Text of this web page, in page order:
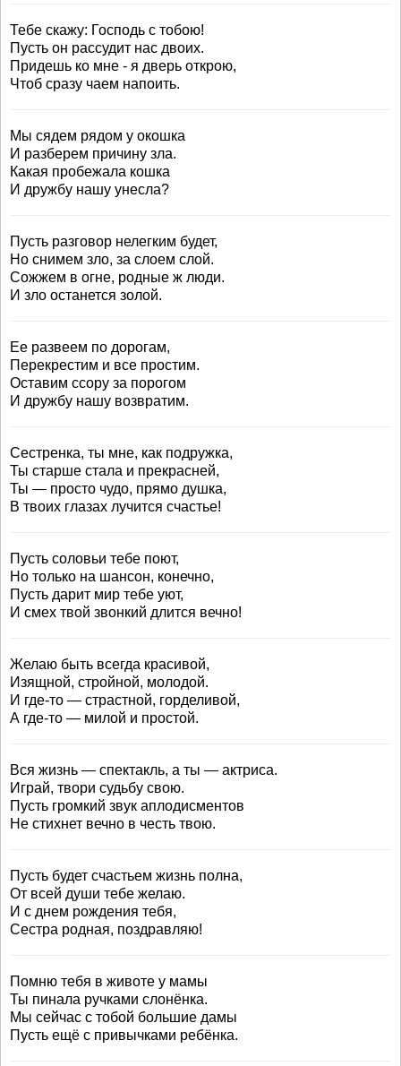
Тебе скажу: Господь с тобою!
Пусть он рассудит нас двоих.
Придешь ко мне - я дверь открою,
Чтоб сразу чаем напоить.
Мы сядем рядом у окошка
И разберем причину зла.
Какая пробежала кошка
И дружбу нашу унесла?
Пусть разговор нелегким будет,
Но снимем зло, за слоем слой.
Сожжем в огне, родные ж люди.
И зло останется золой.
Ее развеем по дорогам,
Перекрестим и все простим.
Оставим ссору за порогом
И дружбу нашу возвратим.
Сестренка, ты мне, как подружка,
Ты старше стала и прекрасней,
Ты — просто чудо, прямо душка,
В твоих глазах лучится счастье!
Пусть соловьи тебе поют,
Но только на шансон, конечно,
Пусть дарит мир тебе уют,
И смех твой звонкий длится вечно!
Желаю быть всегда красивой,
Изящной, стройной, молодой.
И где-то — страстной, горделивой,
А где-то — милой и простой.
Вся жизнь — спектакль, а ты — актриса.
Играй, твори судьбу свою.
Пусть громкий звук аплодисментов
Не стихнет вечно в честь твою.
Пусть будет счастьем жизнь полна,
От всей души тебе желаю.
И с днем рождения тебя,
Сестра родная, поздравляю!
Помню тебя в животе у мамы
Ты пинала ручками слонёнка.
Мы сейчас с тобой большие дамы
Пусть ещё с привычками ребёнка.